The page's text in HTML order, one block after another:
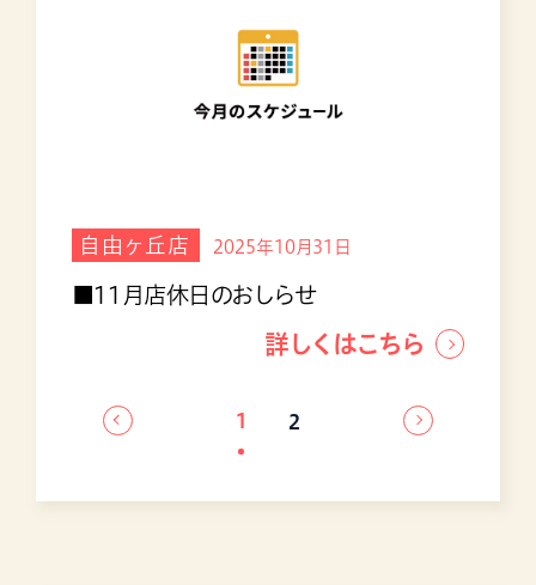
自由ヶ丘店 2025年10月31日
■11月店休日のおしらせ
詳しくはこちら
1 2